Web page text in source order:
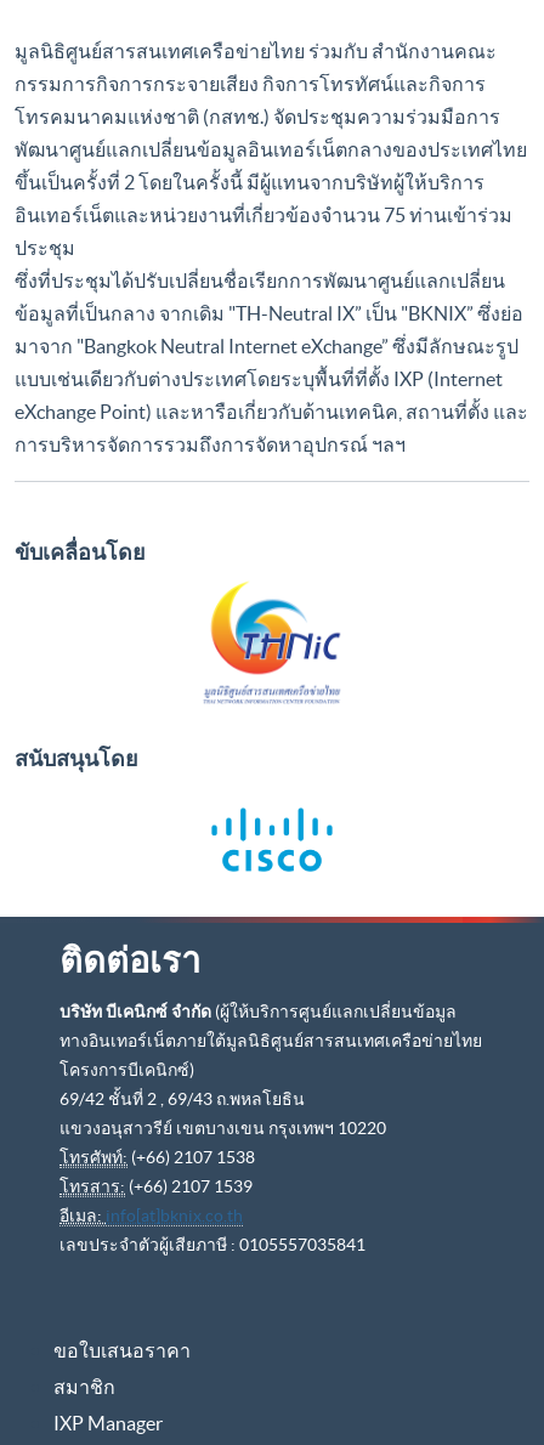
มูลนิธิศูนย์สารสนเทศเครือข่ายไทย ร่วมกับ สำนักงานคณะ
กรรมการกิจการกระจายเสียง กิจการโทรทัศน์และกิจการ
โทรคมนาคมแห่งชาติ (กสทช.) จัดประชุมความร่วมมือการ
พัฒนาศูนย์แลกเปลี่ยนข้อมูลอินเทอร์เน็ตกลางของประเทศไทย
ขึ้นเป็นครั้งที่ 2 โดยในครั้งนี้ มีผู้แทนจากบริษัทผู้ให้บริการ
อินเทอร์เน็ตและหน่วยงานที่เกี่ยวข้องจำนวน 75 ท่านเข้าร่วม
ประชุม
ซึ่งที่ประชุมได้ปรับเปลี่ยนชื่อเรียกการพัฒนาศูนย์แลกเปลี่ยน
ข้อมูลที่เป็นกลาง จากเดิม "TH-Neutral IX” เป็น "BKNIX” ซึ่งย่อ
มาจาก "Bangkok Neutral Internet eXchange” ซึ่งมีลักษณะรูป
แบบเช่นเดียวกับต่างประเทศโดยระบุพื้นที่ที่ตั้ง IXP (Internet
eXchange Point) และหารือเกี่ยวกับด้านเทคนิค, สถานที่ตั้ง และ
การบริหารจัดการรวมถึงการจัดหาอุปกรณ์ ฯลฯ
ขับเคลื่อนโดย
สนับสนุนโดย
ติดต่อเรา
บริษัท บีเคนิกซ์ จำกัด (ผู้ให้บริการศูนย์แลกเปลี่ยนข้อมูล
ทางอินเทอร์เน็ตภายใต้มูลนิธิศูนย์สารสนเทศเครือข่ายไทย
โครงการบีเคนิกซ์)
69/42 ชั้นที่ 2 , 69/43 ถ.พหลโยธิน
แขวงอนุสาวรีย์ เขตบางเขน กรุงเทพฯ 10220
โทรศัพท์: (+66) 2107 1538
โทรสาร: (+66) 2107 1539
อีเมล: info[at]bknix.co.th
เลขประจำตัวผู้เสียภาษี : 0105557035841
ขอใบเสนอราคา
สมาชิก
IXP Manager